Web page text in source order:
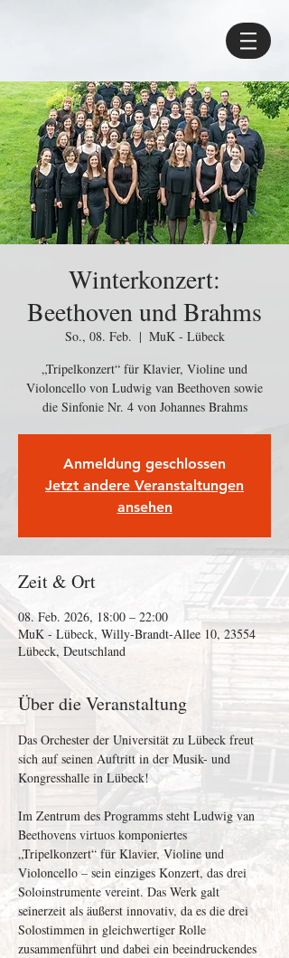
Winterkonzert:
Beethoven und Brahms
So., 08. Feb.
  |
MuK - Lübeck
„Tripelkonzert“ für Klavier, Violine und
Violoncello von Ludwig van Beethoven sowie
die Sinfonie Nr. 4 von Johannes Brahms
Anmeldung geschlossen
Jetzt andere Veranstaltungen
ansehen
Zeit & Ort
08. Feb. 2026, 18:00 – 22:00
MuK - Lübeck, Willy-Brandt-Allee 10, 23554
Lübeck, Deutschland
Über die Veranstaltung
Das Orchester der Universität zu Lübeck freut
sich auf seinen Auftritt in der Musik- und
Kongresshalle in Lübeck!
Im Zentrum des Programms steht Ludwig van
Beethovens virtuos komponiertes
„Tripelkonzert“ für Klavier, Violine und
Violoncello – sein einziges Konzert, das drei
Soloinstrumente vereint. Das Werk galt
seinerzeit als äußerst innovativ, da es die drei
Solostimmen in gleichwertiger Rolle
zusammenführt und dabei ein beeindruckendes